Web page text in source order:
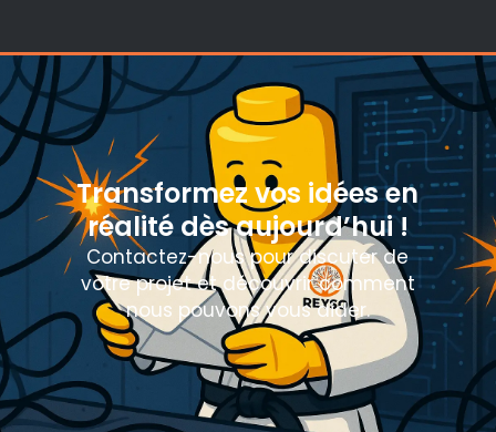
Transformez vos idées en
réalité dès aujourd’hui !
Contactez-nous pour discuter de
votre projet et découvrir comment
nous pouvons vous aider.